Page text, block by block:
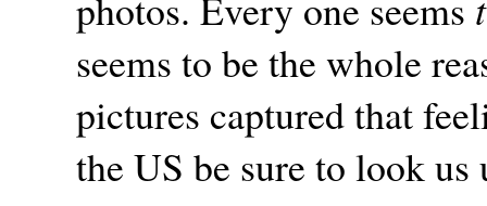
seems to be the whole
pictures captured that
the US be sure to look